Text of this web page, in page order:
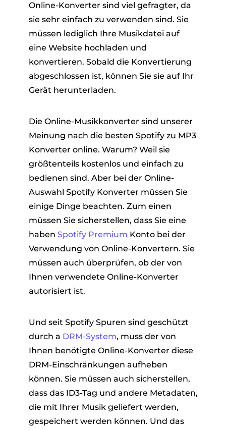
Online-Konverter sind viel gefragter, da
sie sehr einfach zu verwenden sind. Sie
müssen lediglich Ihre Musikdatei auf
eine Website hochladen und
konvertieren. Sobald die Konvertierung
abgeschlossen ist, können Sie sie auf Ihr
Gerät herunterladen.
Die Online-Musikkonverter sind unserer
Meinung nach die besten Spotify zu MP3
Konverter online. Warum? Weil sie
größtenteils kostenlos und einfach zu
bedienen sind. Aber bei der Online-
Auswahl Spotify Konverter müssen Sie
einige Dinge beachten. Zum einen
müssen Sie sicherstellen, dass Sie eine
haben Spotify Premium Konto bei der
Verwendung von Online-Konvertern. Sie
müssen auch überprüfen, ob der von
Ihnen verwendete Online-Konverter
autorisiert ist.
Und seit Spotify Spuren sind geschützt
durch a DRM-System, muss der von
Ihnen benötigte Online-Konverter diese
DRM-Einschränkungen aufheben
können. Sie müssen auch sicherstellen,
dass das ID3-Tag und andere Metadaten,
die mit Ihrer Musik geliefert werden,
gespeichert werden können. Und das